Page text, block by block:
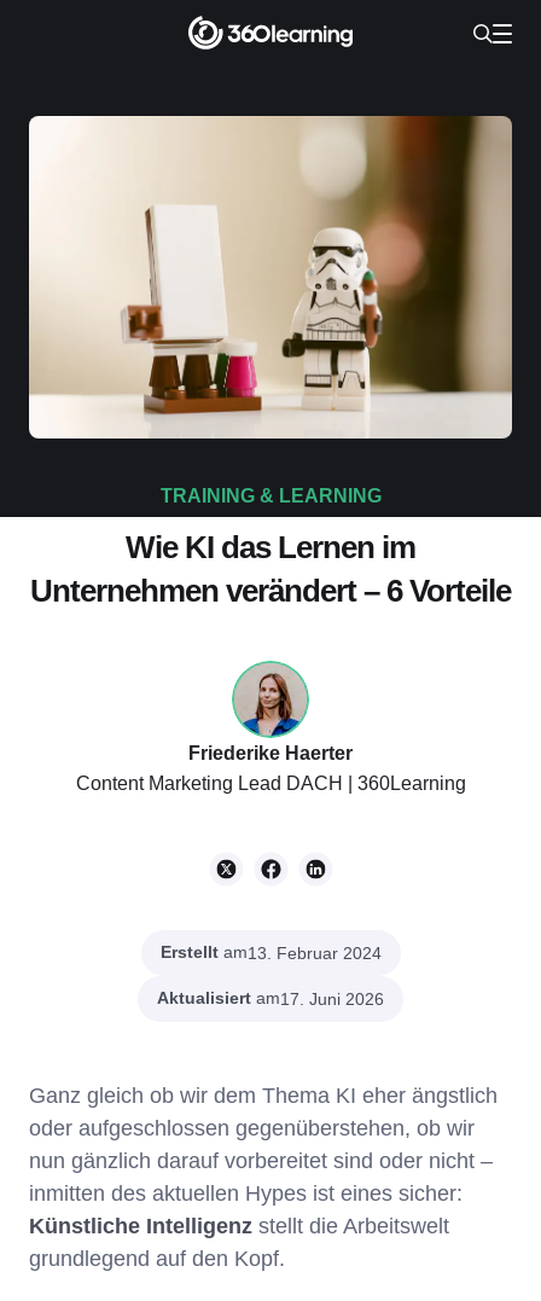
TRAINING & LEARNING
Wie KI das Lernen im
Unternehmen verändert – 6 Vorteile
Friederike Haerter
Content Marketing Lead DACH | 360Learning
Erstelltam13. Februar 2024
Aktualisiert am17. Juni 2026
Ganz gleich ob wir dem Thema KI eher ängstlich
oder aufgeschlossen gegenüberstehen, ob wir
nun gänzlich darauf vorbereitet sind oder nicht –
inmitten des aktuellen Hypes ist eines sicher:
Künstliche Intelligenz stellt die Arbeitswelt
grundlegend auf den Kopf.